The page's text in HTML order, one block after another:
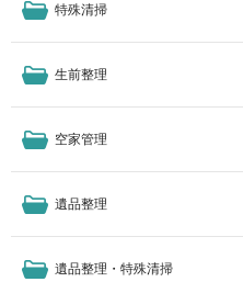
特殊清掃
生前整理
空家管理
遺品整理
遺品整理・特殊清掃